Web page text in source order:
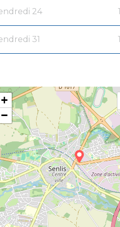
24
31
+
−